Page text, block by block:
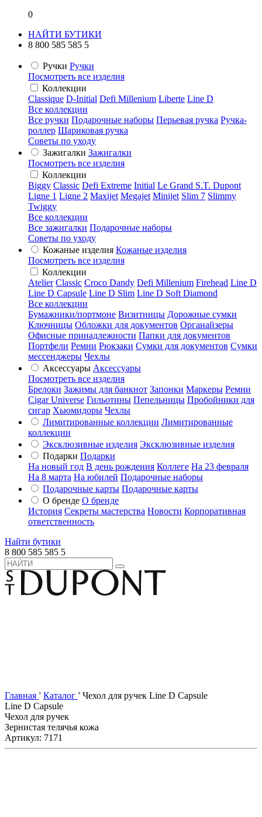
0
НАЙТИ БУТИКИ
8 800 585 585 5
Ручки Ручки
Посмотреть все изделия
Коллекции
Classique D-Initial Defi Millenium Liberte Line D
Все коллекции
Все ручки Подарочные наборы Перьевая ручка Ручка-
роллер Шариковая ручка
Советы по уходу
Зажигалки Зажигалки
Посмотреть все изделия
Коллекции
Biggy Classic Defi Extreme Initial Le Grand S.T. Dupont
Ligne 1 Ligne 2 Maxijet Megajet Minijet Slim 7 Slimmy
Twiggy
Все коллекции
Все зажигалки Подарочные наборы
Советы по уходу
Кожаные изделия Кожаные изделия
Посмотреть все изделия
Коллекции
Atelier Classic Croco Dandy Defi Millenium Firehead Line D
Line D Capsule Line D Slim Line D Soft Diamond
Все коллекции
Бумажники/портмоне Визитницы Дорожные сумки
Ключницы Обложки для документов Органайзеры
Офисные принадлежности Папки для документов
Портфели Ремни Рюкзаки Сумки для документов Сумки
мессенджеры Чехлы
Аксессуары Аксессуары
Посмотреть все изделия
Брелоки Зажимы для банкнот Запонки Маркеры Ремни
Cigar Universe Гильотины Пепельницы Пробойники для
сигар Хьюмидоры Чехлы
Лимитированные коллекции Лимитированные
коллекции
Эксклюзивные изделия Эксклюзивные изделия
Подарки Подарки
На новый год В день рождения Коллеге На 23 февраля
На 8 марта На юбилей Подарочные наборы
Подарочные карты Подарочные карты
О бренде О бренде
История Секреты мастерства Новости Корпоративная
ответственность
Найти бутики
8 800 585 585 5
Главная › Каталог › Чехол для ручек Line D Capsule
Line D Capsule
Чехол для ручек
Зернистая телячья кожа
Артикул: 7171